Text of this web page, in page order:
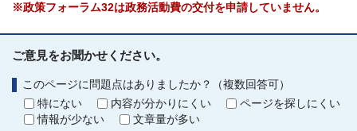
※政策フォーラム32は政務活動費の交付を申請していません。
ご意見をお聞かせください。
このページに問題点はありましたか？（複数回答可）
特にない
内容が分かりにくい
ページを探しにくい
情報が少ない
文章量が多い